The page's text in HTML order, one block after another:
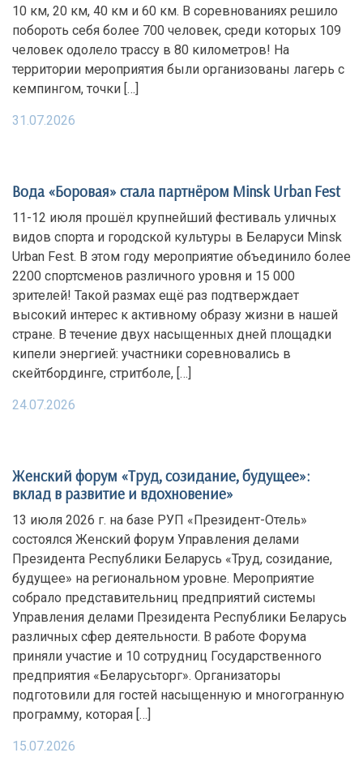
10 км, 20 км, 40 км и 60 км. В соревнованиях решило
побороть себя более 700 человек, среди которых 109
человек одолело трассу в 80 километров! На
территории мероприятия были организованы лагерь с
кемпингом, точки […]
31.07.2026
Вода «Боровая» стала партнёром Minsk Urban Fest
11-12 июля прошёл крупнейший фестиваль уличных
видов спорта и городской культуры в Беларуси Minsk
Urban Fest. В этом году мероприятие объединило более
2200 спортсменов различного уровня и 15 000
зрителей! Такой размах ещё раз подтверждает
высокий интерес к активному образу жизни в нашей
стране. В течение двух насыщенных дней площадки
кипели энергией: участники соревновались в
скейтбординге, стритболе, […]
24.07.2026
Женский форум «Труд, созидание, будущее»:
вклад в развитие и вдохновение»
13 июля 2026 г. на базе РУП «Президент-Отель»
состоялся Женский форум Управления делами
Президента Республики Беларусь «Труд, созидание,
будущее» на региональном уровне. Мероприятие
собрало представительниц предприятий системы
Управления делами Президента Республики Беларусь
различных сфер деятельности. В работе Форума
приняли участие и 10 сотрудниц Государственного
предприятия «Беларусьторг». Организаторы
подготовили для гостей насыщенную и многогранную
программу, которая […]
15.07.2026